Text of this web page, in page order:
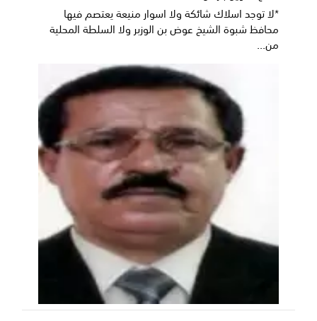
*لا توجد اسلاك شائكة ولا اسوار منيعة يعتصم فيها
محافظ شبوة الشيخ عوض بن الوزبر ولا السلطة المحلية
من...